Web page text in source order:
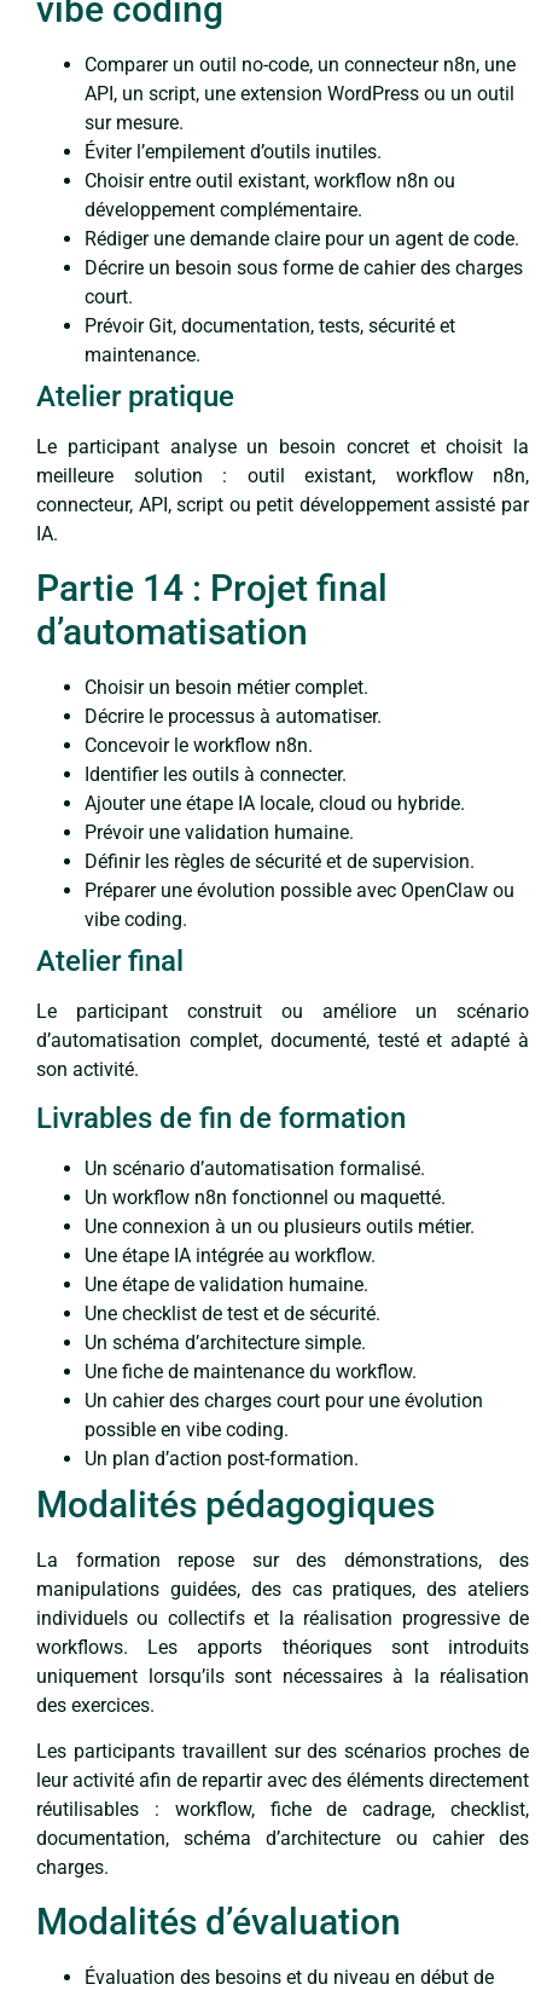
vibe coding
Comparer un outil no-code, un connecteur n8n, une
API, un script, une extension WordPress ou un outil
sur mesure.
Éviter l’empilement d’outils inutiles.
Choisir entre outil existant, workflow n8n ou
développement complémentaire.
Rédiger une demande claire pour un agent de code.
Décrire un besoin sous forme de cahier des charges
court.
Prévoir Git, documentation, tests, sécurité et
maintenance.
Atelier pratique
Le participant analyse un besoin concret et choisit la
meilleure solution : outil existant, workflow n8n,
connecteur, API, script ou petit développement assisté par
IA.
Partie 14 : Projet final
d’automatisation
Choisir un besoin métier complet.
Décrire le processus à automatiser.
Concevoir le workflow n8n.
Identifier les outils à connecter.
Ajouter une étape IA locale, cloud ou hybride.
Prévoir une validation humaine.
Définir les règles de sécurité et de supervision.
Préparer une évolution possible avec OpenClaw ou
vibe coding.
Atelier final
Le participant construit ou améliore un scénario
d’automatisation complet, documenté, testé et adapté à
son activité.
Livrables de fin de formation
Un scénario d’automatisation formalisé.
Un workflow n8n fonctionnel ou maquetté.
Une connexion à un ou plusieurs outils métier.
Une étape IA intégrée au workflow.
Une étape de validation humaine.
Une checklist de test et de sécurité.
Un schéma d’architecture simple.
Une fiche de maintenance du workflow.
Un cahier des charges court pour une évolution
possible en vibe coding.
Un plan d’action post-formation.
Modalités pédagogiques
La formation repose sur des démonstrations, des
manipulations guidées, des cas pratiques, des ateliers
individuels ou collectifs et la réalisation progressive de
workflows. Les apports théoriques sont introduits
uniquement lorsqu’ils sont nécessaires à la réalisation
des exercices.
Les participants travaillent sur des scénarios proches de
leur activité afin de repartir avec des éléments directement
réutilisables : workflow, fiche de cadrage, checklist,
documentation, schéma d’architecture ou cahier des
charges.
Modalités d’évaluation
Évaluation des besoins et du niveau en début de